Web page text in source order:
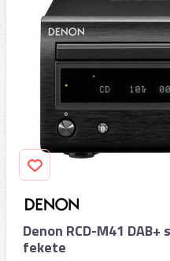
Denon RCD-M41
fekete